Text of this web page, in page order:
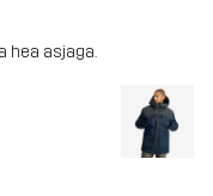
hea asjaga.